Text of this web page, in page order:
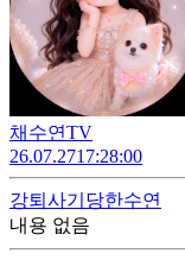
채수연TV
26.07.2717:28:00
강퇴 사기당한수연
내용 없음